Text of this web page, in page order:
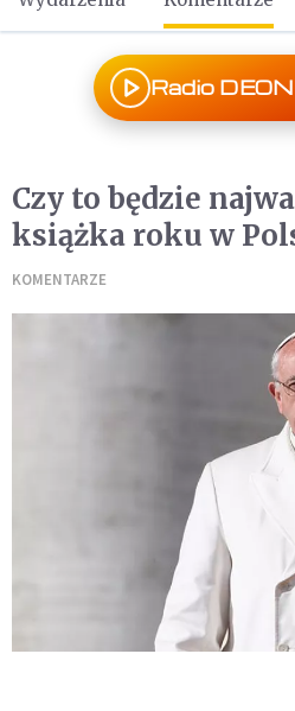
Radio
Czy to będzie
książka roku w
KOMENTARZE